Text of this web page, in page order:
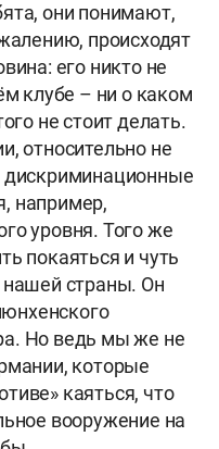
они понимают,
происходят
его никто не
клубе – ни о каком
не стоит делать.
относительно не
дискриминационные
например,
уровня. Того же
покаяться и чуть
нашей страны. Он
Но ведь мы же не
которые
каяться, что
вооружение на